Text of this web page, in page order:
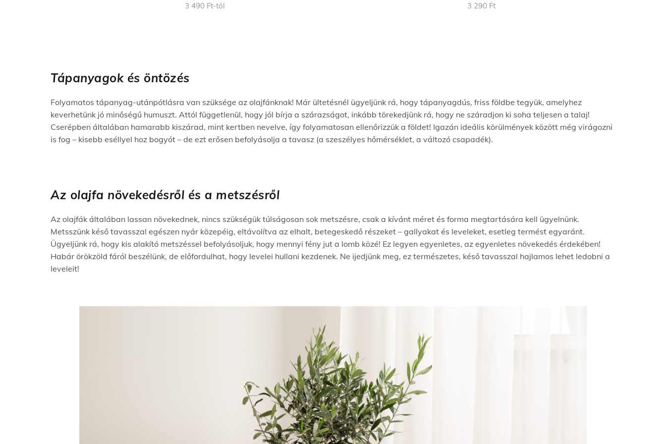
3 490 Ft-tól 3 290 Ft
Tápanyagok és öntözés
Folyamatos tápanyag-utánpótlásra van szüksége az olajfánknak! Már ültetésnél ügyeljünk rá, hogy tápanyagdús, friss földbe tegyük, amelyhez
keverhetünk jó minőségű humuszt. Attól függetlenül, hogy jól bírja a szárazságot, inkább törekedjünk rá, hogy ne száradjon ki soha teljesen a talaj!
Cserépben általában hamarabb kiszárad, mint kertben nevelve, így folyamatosan ellenőrizzük a földet! Igazán ideális körülmények között még virágozni
is fog – kisebb eséllyel hoz bogyót – de ezt erősen befolyásolja a tavasz (a szeszélyes hőmérséklet, a változó csapadék).
Az olajfa növekedésről és a metszésről
Az olajfák általában lassan növekednek, nincs szükségük túlságosan sok metszésre, csak a kívánt méret és forma megtartására kell ügyelnünk.
Metsszünk késő tavasszal egészen nyár közepéig, eltávolítva az elhalt, betegeskedő részeket – gallyakat és leveleket, esetleg termést egyaránt.
Ügyeljünk rá, hogy kis alakító metszéssel befolyásoljuk, hogy mennyi fény jut a lomb közé! Ez legyen egyenletes, az egyenletes növekedés érdekében!
Habár örökzöld fáról beszélünk, de előfordulhat, hogy levelei hullani kezdenek. Ne ijedjünk meg, ez természetes, késő tavasszal hajlamos lehet ledobni a
leveleit!